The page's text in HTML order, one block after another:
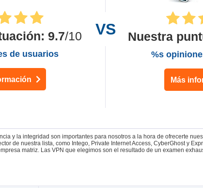
: 9.7/10
de usuarios
Nuestra
%s
Más
y la integridad son importantes para nosotros a la hora de ofrecerte
de nuestra lista, como Intego, Private Internet Access, CyberGhost y
matriz. Las VPN que elegimos son el resultado de un examen